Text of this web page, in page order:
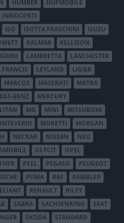
HUMBER
HUPMOBILE
INNOCENTI
ISO ISOTTA FRASCHINI
ISUZU
KALMAR
KELLISON
LAMBRETTA
LANCHESTER
FRANCIS LEYLAND
LIGIER
MARCOS MASERATI
MATRA
BENZ
MERCURY
MG MINI
MITSUBISHI
MORETTI
MORGAN
NECKAR NISSAN
NSU
OLTCIT
OPEL
PEEL PEGASO
PEUGEOT
PUMA RAF
RAMBLER
RENAULT
RILEY
SABRA SACHSENRING
SEAT
SKODA STANDARD